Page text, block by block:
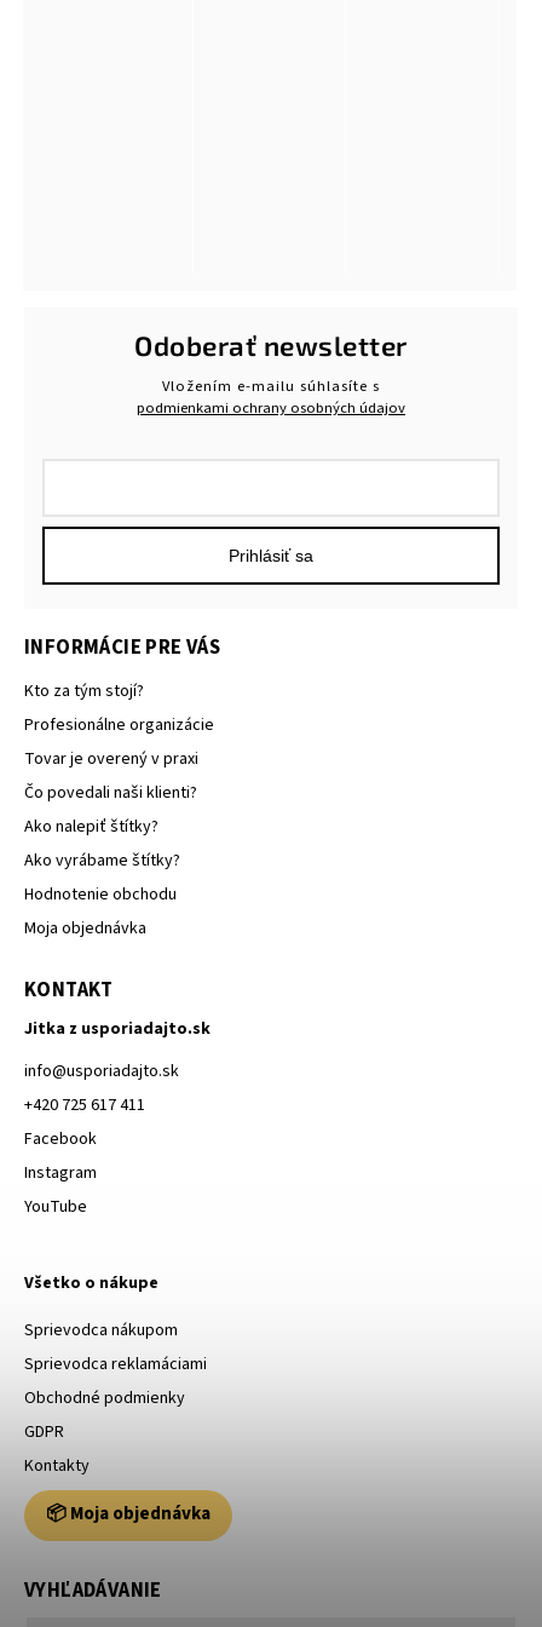
INFORMÁCIE PRE VÁS
Kto za tým stojí?
Profesionálne organizácie
Tovar je overený v praxi
Čo povedali naši klienti?
Ako nalepiť štítky?
Ako vyrábame štítky?
Hodnotenie obchodu
Moja objednávka
KONTAKT
Jitka z usporiadajto.sk
info@usporiadajto.sk
+420 725 617 411
Facebook
Instagram
YouTube
Všetko o nákupe
Sprievodca nákupom
Sprievodca reklamáciami
Obchodné podmienky
GDPR
Kontakty
📦 Moja objednávka
VYHĽADÁVANIE
Odoberať newsletter
Vložením e-mailu súhlasíte s
podmienkami ochrany osobných údajov
Prihlásiť sa